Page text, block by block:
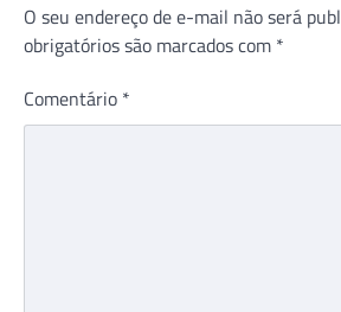
O seu endereço de e-mail não será
obrigatórios são marcados com *
Comentário *